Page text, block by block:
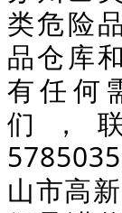
类危险
品仓库
有任何
们，
山市高